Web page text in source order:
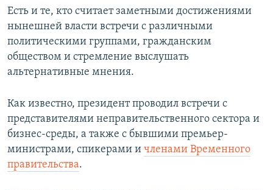
Есть и те, кто считает заметными достижениями
нынешней власти встречи с различными
политическими группами, гражданским
обществом и стремление выслушать
альтернативные мнения.
Как известно, президент проводил встречи с
представителями неправительственного сектора и
бизнес-среды, а также с бывшими премьер-
министрами, спикерами и членами Временного
правительства.